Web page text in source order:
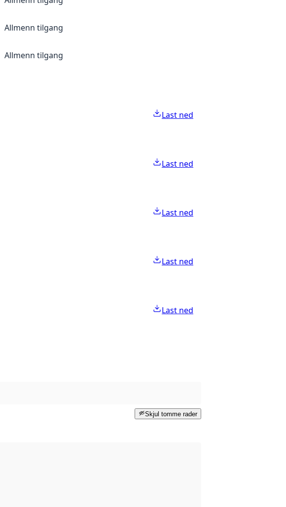
Allmenn tilgang
Allmenn tilgang
Last ned
Last ned
Last ned
Last ned
Last ned
Skjul tomme rader